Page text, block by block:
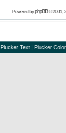
Powered byphpBB© 2001,
Plucker Text | Plucker Color